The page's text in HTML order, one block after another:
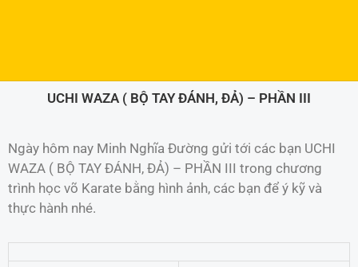
UCHI WAZA ( BỘ TAY ĐÁNH, ĐẢ) – PHẦN III
Ngày hôm nay Minh Nghĩa Đường gửi tới các bạn UCHI
WAZA ( BỘ TAY ĐÁNH, ĐẢ) – PHẦN III trong chương
trình học võ Karate bằng hình ảnh, các bạn để ý kỹ và
thực hành nhé.